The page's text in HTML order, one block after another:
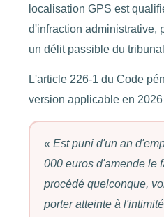
localisation GPS est
d'infraction administrative,
un délit passible du
L'article 226-1 du Code
version applicable en 2026
« Est puni d'un an
000 euros d'amende le
procédé quelconque,
porter atteinte à